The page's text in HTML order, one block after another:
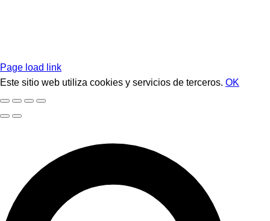
Page load link
Este sitio web utiliza cookies y servicios de terceros. OK